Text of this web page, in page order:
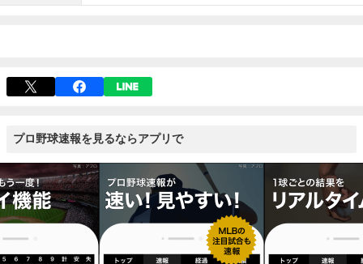
プロ野球速報を見るならアプリで